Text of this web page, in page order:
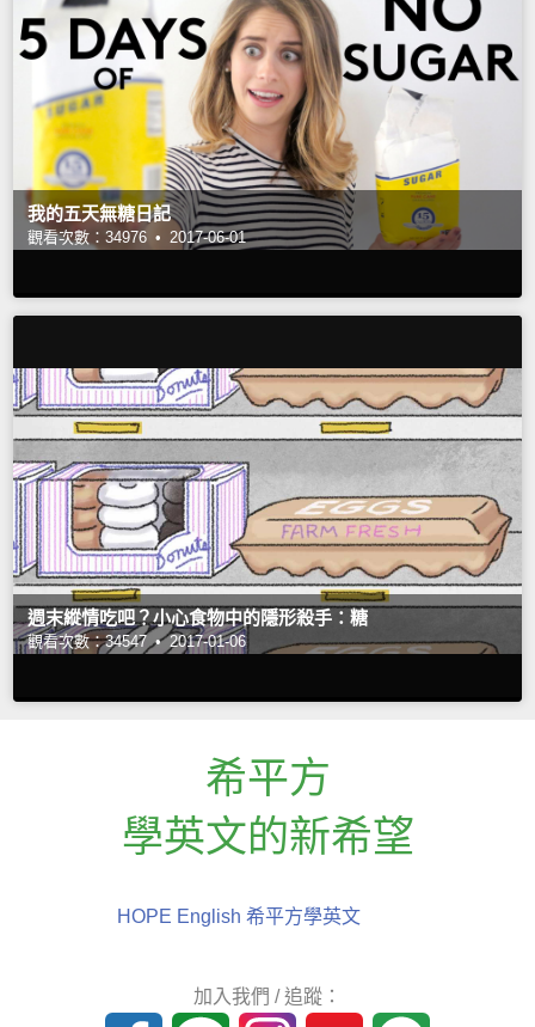
我的五天無糖日記
觀看次數：34976 • 2017-06-01
週末縱情吃吧？小心食物中的隱形殺手：糖
觀看次數：34547 • 2017-01-06
希平方
學英文的新希望
HOPE English 希平方學英文
加入我們 / 追蹤：